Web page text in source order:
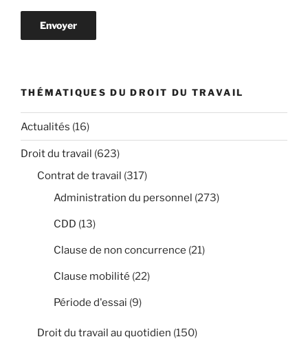
THÉMATIQUES DU DROIT DU TRAVAIL
Actualités (16)
Droit du travail (623)
Contrat de travail (317)
Administration du personnel (273)
CDD (13)
Clause de non concurrence (21)
Clause mobilité (22)
Période d'essai (9)
Droit du travail au quotidien (150)